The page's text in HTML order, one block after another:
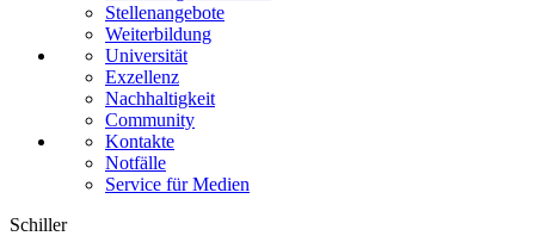
Stellenangebote
Weiterbildung
Universität
Exzellenz
Nachhaltigkeit
Community
Kontakte
Notfälle
Service für Medien
Schiller